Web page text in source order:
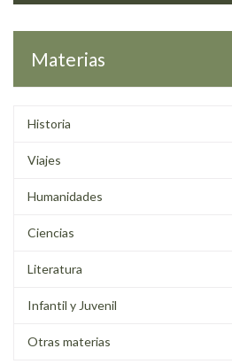
Materias
Historia
Viajes
Humanidades
Ciencias
Literatura
Infantil y Juvenil
Otras materias